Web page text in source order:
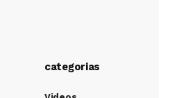
categorias